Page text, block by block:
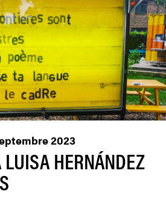
HERNÁNDEZ
2023